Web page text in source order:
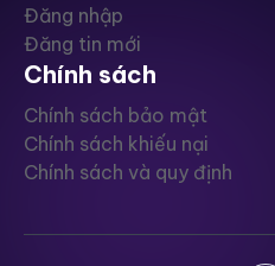
Đăng nhập
Đăng tin mới
Chính sách
Chính sách bảo mật
Chính sách khiếu nại
Chính sách và quy định